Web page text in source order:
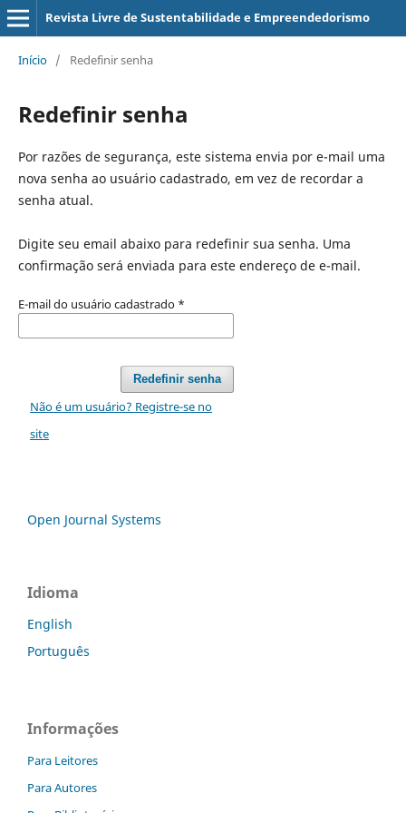
Revista Livre de Sustentabilidade e Empreendedorismo
Início / Redefinir senha
Redefinir senha
Por razões de segurança, este sistema envia por e-mail uma
nova senha ao usuário cadastrado, em vez de recordar a
senha atual.
Digite seu email abaixo para redefinir sua senha. Uma
confirmação será enviada para este endereço de e-mail.
E-mail do usuário cadastrado *
Redefinir senha
Não é um usuário? Registre-se no
site
Open Journal Systems
Idioma
English
Português
Informações
Para Leitores
Para Autores